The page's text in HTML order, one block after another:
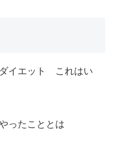
イエット これはい
ったこととは